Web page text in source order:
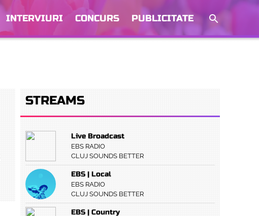
INTERVIURI CONCURS PUBLICITATE
STREAMS
Live Broadcast
EBS RADIO
CLUJ SOUNDS BETTER
EBS | Local
EBS RADIO
CLUJ SOUNDS BETTER
EBS | Country